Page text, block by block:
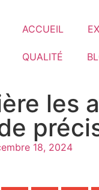
ACCUEIL
QUALITÉ
les
18, 2024